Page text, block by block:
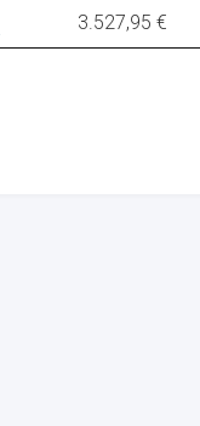
3.527,95 €